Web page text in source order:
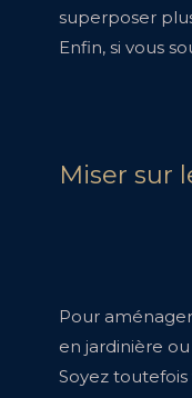
superposer
Enfin, si vous
Miser sur
Pour
en jardinière
Soyez toutefois